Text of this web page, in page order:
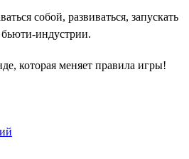
собой, развиваться, запускать
бьюти-индустрии.
которая меняет правила игры!